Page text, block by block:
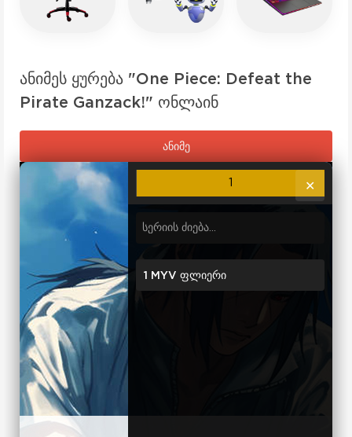
ანიმეს ყურება "One Piece: Defeat the
Pirate Ganzack!" ონლაინ
ანიმე
✕
1
1 MYV ფლიერი